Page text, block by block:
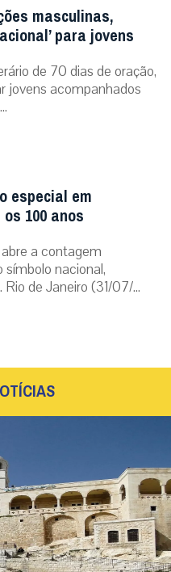
masculinas,
para jovens
de 70 dias de oração,
jovens acompanhados
especial em
100 anos
abre a contagem
símbolo nacional,
de Janeiro (31/07/...